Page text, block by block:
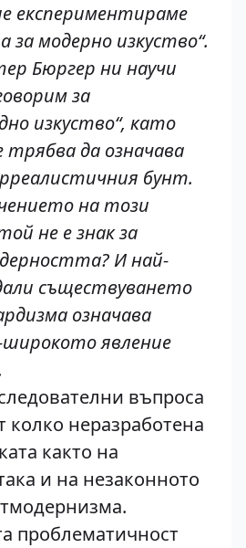
експериментираме
за модерно изкуство“.
Бюргер ни научи
за
изкуство“, като
да означава
бунт.
на този
не е знак за
И най-
съществуването
означава
широкото явление
въпроса
колко неразработена
както на
и на незаконното